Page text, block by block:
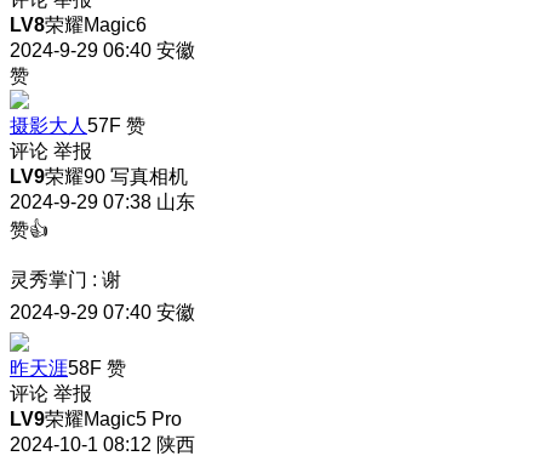
LV8荣耀Magic6
2024-9-29 06:40 安徽
赞
摄影大人 57F 赞
评论 举报
LV9荣耀90 写真相机
2024-9-29 07:38 山东
赞👍
灵秀掌门 : 谢
2024-9-29 07:40 安徽
昨天涯58F 赞
评论 举报
LV9荣耀Magic5 Pro
2024-10-1 08:12 陕西